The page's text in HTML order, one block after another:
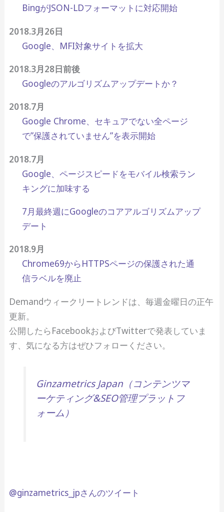
BingがJSON-LDフォーマットに対応開始
2018.3月26日
Google、MFI対象サイトを拡大
2018.3月28日前後
Googleのアルゴリズムアップデートか？
2018.7月
Google Chrome、セキュアでない全ページ
で”保護されていません”を表示開始
2018.7月
Google、ページスピードをモバイル検索ラン
キングに加味する
7月最終週にGoogleのコアアルゴリズムアップ
デート
2018.9月
Chrome69からHTTPSページの保護された通
信ラベルを廃止
Demandウィークリートレンドは、毎週金曜日の正午
更新。
公開したらFacebookおよびTwitterで発表していま
す、気になる方はぜひフォローください。
Ginzametrics Japan（コンテンツマ
ーケティング&SEO管理プラットフ
ォーム）
@ginzametrics_jpさんのツイート